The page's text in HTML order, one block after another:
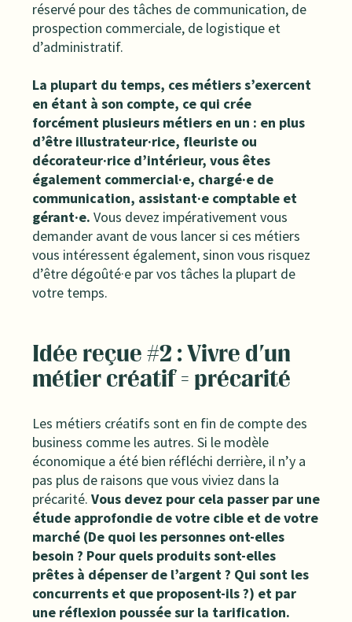
réservé pour des tâches de communication, de
prospection commerciale, de logistique et
d’administratif.
La plupart du temps, ces métiers s’exercent
en étant à son compte, ce qui crée
forcément plusieurs métiers en un : en plus
d’être illustrateur·rice, fleuriste ou
décorateur·rice d’intérieur, vous êtes
également commercial·e, chargé·e de
communication, assistant·e comptable et
gérant·e. Vous devez impérativement vous
demander avant de vous lancer si ces métiers
vous intéressent également, sinon vous risquez
d’être dégoûté·e par vos tâches la plupart de
votre temps.
Idée reçue #2 : Vivre d'un
métier créatif = précarité
Les métiers créatifs sont en fin de compte des
business comme les autres. Si le modèle
économique a été bien réfléchi derrière, il n’y a
pas plus de raisons que vous viviez dans la
précarité. Vous devez pour cela passer par une
étude approfondie de votre cible et de votre
marché (De quoi les personnes ont-elles
besoin ? Pour quels produits sont-elles
prêtes à dépenser de l’argent ? Qui sont les
concurrents et que proposent-ils ?) et par
une réflexion poussée sur la tarification.